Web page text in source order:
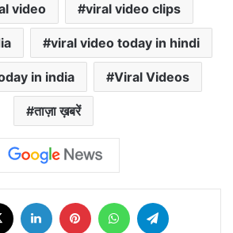
video viral video clips
viral video today in hindi
in india Viral Videos
ताज़ा ख़बरें
LinkedIn PinterestWhatsApp